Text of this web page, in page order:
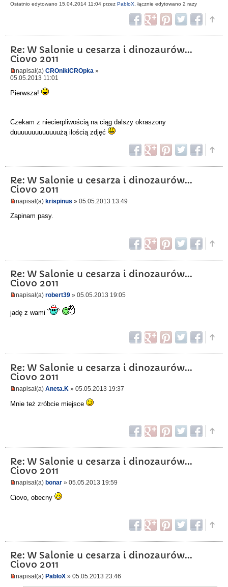
Ostatnio edytowano 15.04.2014 11:04 przez PabloX , łącznie edytowano 2 razy
Re: W Salonie u cesarza i dinozaurów...
Ciovo 2011
napisał(a) CROnikiCROpka »
05.05.2013 11:01
Pierwsza!
Czekam z niecierpliwością na ciąg dalszy okraszony
duuuuuuuuuuuuużą ilością zdjęć
Re: W Salonie u cesarza i dinozaurów...
Ciovo 2011
napisał(a) krispinus » 05.05.2013 13:49
Zapinam pasy.
Re: W Salonie u cesarza i dinozaurów...
Ciovo 2011
napisał(a) robert39 » 05.05.2013 19:05
jadę z wami
Re: W Salonie u cesarza i dinozaurów...
Ciovo 2011
napisał(a) Aneta.K » 05.05.2013 19:37
Mnie też zróbcie miejsce
Re: W Salonie u cesarza i dinozaurów...
Ciovo 2011
napisał(a) bonar » 05.05.2013 19:59
Ciovo, obecny
Re: W Salonie u cesarza i dinozaurów...
Ciovo 2011
napisał(a) PabloX » 05.05.2013 23:46